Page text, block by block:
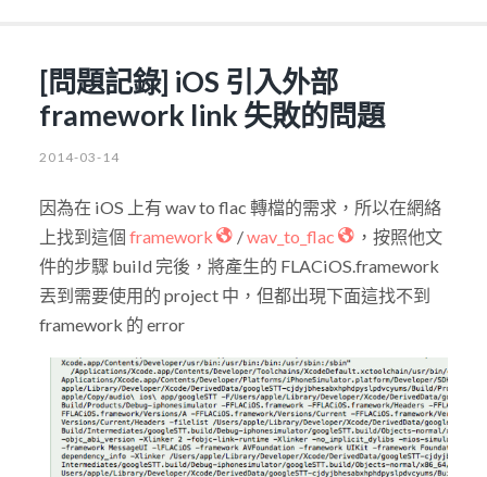
[問題記錄] iOS 引入外部
framework link 失敗的問題
2014-03-14
因為在 iOS 上有 wav to flac 轉檔的需求，所以在網絡
上找到這個 framework /wav_to_flac
，按照他文
件的步驟 build 完後，將產生的 FLACiOS.framework
丟到需要使用的 project 中，但都出現下面這找不到
framework 的 error